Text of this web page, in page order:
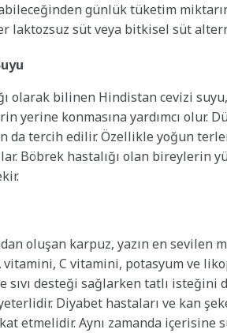
günlük tüketim
laktozsuz süt veya bitkisel süt
olarak bilinen Hindistan cevizi
yerine konmasına yardımcı olur.
da tercih edilir. Özellikle yoğun
Böbrek hastalığı olan bireylerin
oluşan karpuz, yazın en
vitamini, C vitamini, potasyum ve
sıvı desteği sağlarken tatlı isteğini
Diyabet hastaları ve kan
etmelidir. Aynı zamanda